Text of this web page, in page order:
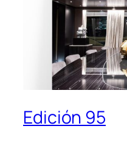
Edición 95